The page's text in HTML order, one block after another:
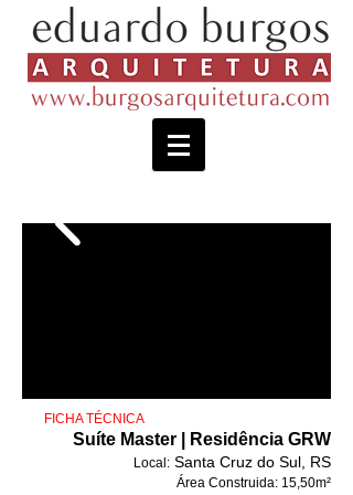
​ FICHA TÉCNICA
Suíte Master | Residência GRW
Local: Santa Cruz do Sul, RS
Área Construida: 15,50m²